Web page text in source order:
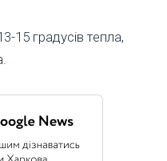
15 градусів тепла,